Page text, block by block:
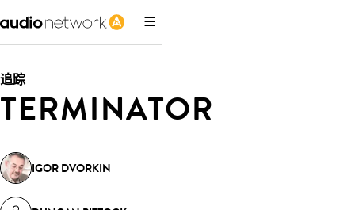
追踪
TERMINATOR
IGOR DVORKIN